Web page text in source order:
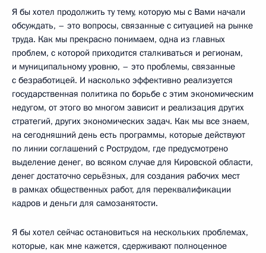
Я бы хотел продолжить ту тему, которую мы с Вами начали
обсуждать, – это вопросы, связанные с ситуацией на рынке
труда. Как мы прекрасно понимаем, одна из главных
проблем, с которой приходится сталкиваться и регионам,
и муниципальному уровню, – это проблемы, связанные
с безработицей. И насколько эффективно реализуется
государственная политика по борьбе с этим экономическим
недугом, от этого во многом зависит и реализация других
стратегий, других экономических задач. Как мы все знаем,
на сегодняшний день есть программы, которые действуют
по линии соглашений с Рострудом, где предусмотрено
выделение денег, во всяком случае для Кировской области,
денег достаточно серьёзных, для создания рабочих мест
в рамках общественных работ, для переквалификации
кадров и деньги для самозанятости.
Я бы хотел сейчас остановиться на нескольких проблемах,
которые, как мне кажется, сдерживают полноценное